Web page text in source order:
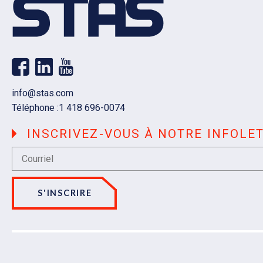
Courriel
info@stas.com
Téléphone :1 418 696-0074
INSCRIVEZ-VOUS À NOTRE
S'INSCRIRE